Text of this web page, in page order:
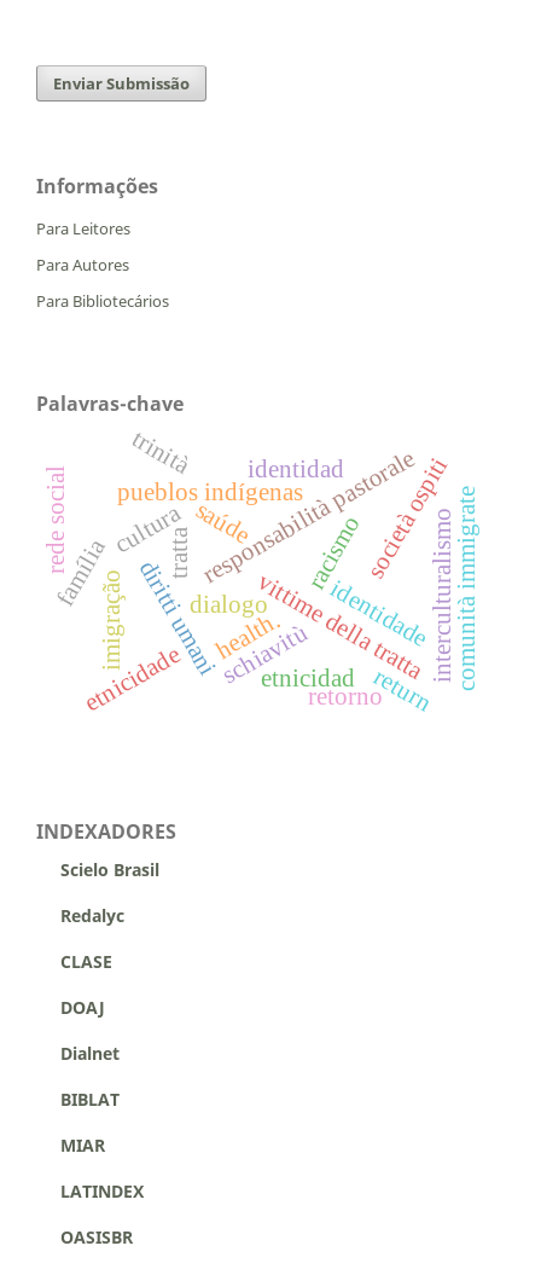
Enviar Submissão
Informações
Para Leitores
Para Autores
Para Bibliotecários
Palavras-chave
tratta
vittime della tratta
diritti umanischiavitù
responsabilità pastorale
identidade
cultura
etnicidade
imigração
família
rede social interculturalismo
società ospiticomunità immigrate
etnicidad
pueblos indígenas
identidad
racismo
dialogo
trinità
retorno
saúde
return
health.
INDEXADORES
Scielo Brasil
Redalyc
CLASE
DOAJ
Dialnet
BIBLAT
MIAR
LATINDEX
OASISBR